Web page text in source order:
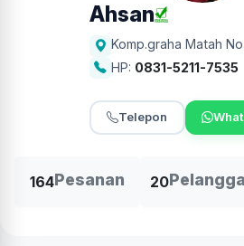
Ahsan
Komp.graha Matah
HP: 0831-5211-7535
Telepon
164Pesanan 20